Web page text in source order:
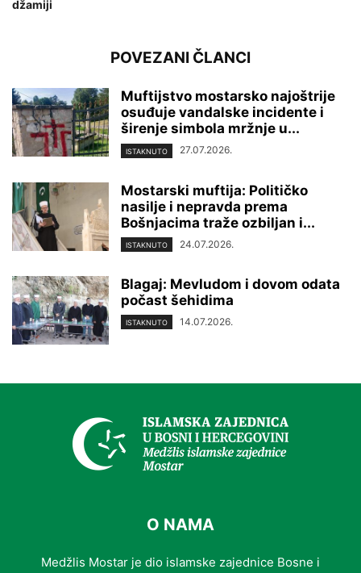
džamiji
POVEZANI ČLANCI
Muftijstvo mostarsko najoštrije
osuđuje vandalske incidente i
širenje simbola mržnje u...
ISTAKNUTO 27.07.2026.
Mostarski muftija: Političko
nasilje i nepravda prema
Bošnjacima traže ozbiljan i...
ISTAKNUTO 24.07.2026.
Blagaj: Mevludom i dovom odata
počast šehidima
ISTAKNUTO 14.07.2026.
O NAMA
Medžlis Mostar je dio islamske zajednice Bosne i